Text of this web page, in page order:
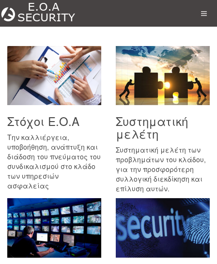
Στόχοι Ε.Ο.Α
Την καλλιέργεια,
υποβοήθηση, ανάπτυξη και
διάδοση του πνεύματος του
συνδικαλισμού στο κλάδο
των υπηρεσιών
ασφαλείας
Συστηματική
μελέτη
Συστηματική μελέτη των
προβλημάτων του κλάδου,
για την προσφορότερη
συλλογική διεκδίκηση και
επίλυση αυτών.